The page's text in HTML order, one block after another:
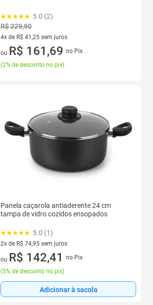
5.0 (2)
R$ 229,90
4x de R$ 41,25 sem juros
4 vez de R$ 41,25 sem juros
ou R$ 161,69 no Pix
(2% de desconto no pix)
Panela caçarola antiaderente 24 cm
tampa de vidro cozidos ensopados
5.0 (1)
2x de R$ 74,95 sem juros
2 vez de R$ 74,95 sem juros
ou R$ 142,41
no Pix
(5% de desconto no pix)
Adicionar à sacola